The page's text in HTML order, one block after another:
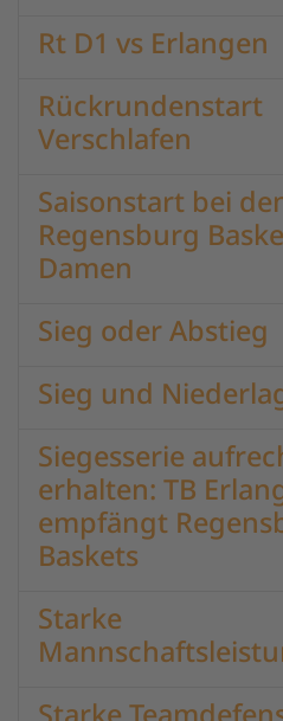
Rt D1 vs Erlangen
Rückrundenstart
Verschlafen
Saisonstart bei
Regensburg
Damen
Sieg oder Abstieg
Sieg und
Siegesserie
erhalten: TB
empfängt
Baskets
Starke